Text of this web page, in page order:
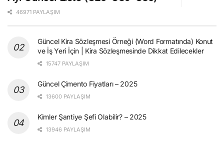
46971 PAYLAŞIM
Güncel Kira Sözleşmesi Örneği (Word Formatında) Konut
ve İş Yeri İçin | Kira Sözleşmesinde Dikkat Edilecekler
15747 PAYLAŞIM
Güncel Çimento Fiyatları – 2025
13600 PAYLAŞIM
Kimler Şantiye Şefi Olabilir? – 2025
13946 PAYLAŞIM